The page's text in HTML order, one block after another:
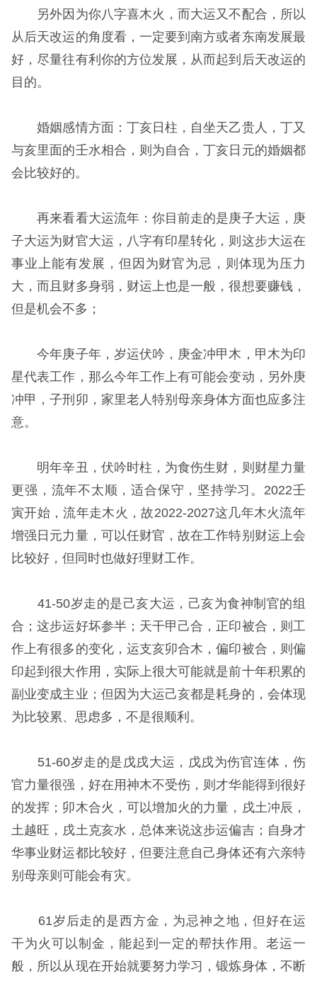
另外因为你八字喜木火，而大运又不配合，所以
从后天改运的角度看，一定要到南方或者东南发展最
好，尽量往有利你的方位发展，从而起到后天改运的
目的。
婚姻感情方面：丁亥日柱，自坐天乙贵人，丁又
与亥里面的壬水相合，则为自合，丁亥日元的婚姻都
会比较好的。
再来看看大运流年：你目前走的是庚子大运，庚
子大运为财官大运，八字有印星转化，则这步大运在
事业上能有发展，但因为财官为忌，则体现为压力
大，而且财多身弱，财运上也是一般，很想要赚钱，
但是机会不多；
今年庚子年，岁运伏吟，庚金冲甲木，甲木为印
星代表工作，那么今年工作上有可能会变动，另外庚
冲甲，子刑卯，家里老人特别母亲身体方面也应多注
意。
明年辛丑，伏吟时柱，为食伤生财，则财星力量
更强，流年不太顺，适合保守，坚持学习。2022壬
寅开始，流年走木火，故2022-2027这几年木火流年
增强日元力量，可以任财官，故在工作特别财运上会
比较好，但同时也做好理财工作。
41-50岁走的是己亥大运，己亥为食神制官的组
合；这步运好坏参半；天干甲己合，正印被合，则工
作上有很多的变化，运支亥卯合木，偏印被合，则偏
印起到很大作用，实际上很大可能就是前十年积累的
副业变成主业；但因为大运己亥都是耗身的，会体现
为比较累、思虑多，不是很顺利。
51-60岁走的是戊戌大运，戊戌为伤官连体，伤
官力量很强，好在用神木不受伤，则才华能得到很好
的发挥；卯木合火，可以增加火的力量，戌土冲辰，
土越旺，戌土克亥水，总体来说这步运偏吉；自身才
华事业财运都比较好，但要注意自己身体还有六亲特
别母亲则可能会有灾。
61岁后走的是西方金，为忌神之地，但好在运
干为火可以制金，能起到一定的帮扶作用。老运一
般，所以从现在开始就要努力学习，锻炼身体，不断